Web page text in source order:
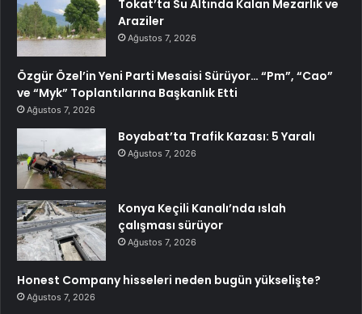
Tokat’ta Su Altında Kalan Mezarlık ve
Araziler
Ağustos 7, 2026
Özgür Özel’in Yeni Parti Mesaisi Sürüyor… “Pm”, “Cao”
ve “Myk” Toplantılarına Başkanlık Etti
Ağustos 7, 2026
Boyabat’ta Trafik Kazası: 5 Yaralı
Ağustos 7, 2026
Konya Keçili Kanalı’nda ıslah
çalışması sürüyor
Ağustos 7, 2026
Honest Company hisseleri neden bugün yükselişte?
Ağustos 7, 2026